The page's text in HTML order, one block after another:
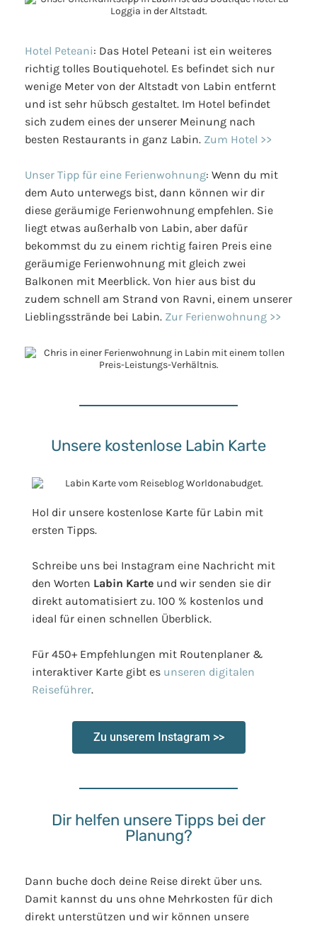
Hotel Peteani: Das Hotel Peteani ist ein weiteres
richtig tolles Boutiquehotel. Es befindet sich nur
wenige Meter von der Altstadt von Labin entfernt
und ist sehr hübsch gestaltet. Im Hotel befindet
sich zudem eines der unserer Meinung nach
besten Restaurants in ganz Labin. Zum Hotel >>
Unser Tipp für eine Ferienwohnung: Wenn du mit
dem Auto unterwegs bist, dann können wir dir
diese geräumige Ferienwohnung empfehlen. Sie
liegt etwas außerhalb von Labin, aber dafür
bekommst du zu einem richtig fairen Preis eine
geräumige Ferienwohnung mit gleich zwei
Balkonen mit Meerblick. Von hier aus bist du
zudem schnell am Strand von Ravni, einem unserer
Lieblingsstrände bei Labin. Zur Ferienwohnung >>
Unsere kostenlose Labin Karte
Hol dir unsere kostenlose Karte für Labin mit
ersten Tipps.
Schreibe uns bei Instagram eine Nachricht mit
den Worten Labin Karte und wir senden sie dir
direkt automatisiert zu. 100 % kostenlos und
ideal für einen schnellen Überblick.
Für 450+ Empfehlungen mit Routenplaner &
interaktiver Karte gibt es unseren digitalen
Reiseführer.
Zu unserem Instagram >>
Dir helfen unsere Tipps bei der
Planung?
Dann buche doch deine Reise direkt über uns.
Damit kannst du uns ohne Mehrkosten für dich
direkt unterstützen und wir können unsere